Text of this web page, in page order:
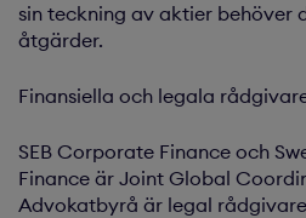
sin teckning av aktier behöver
åtgärder.
Finansiella och legala
SEB Corporate Finance och
Finance är Joint Global
Advokatbyrå är legal